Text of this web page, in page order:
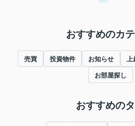
おすすめのカ
売買 投資物件 お知らせ
お部屋探し
おすすめの